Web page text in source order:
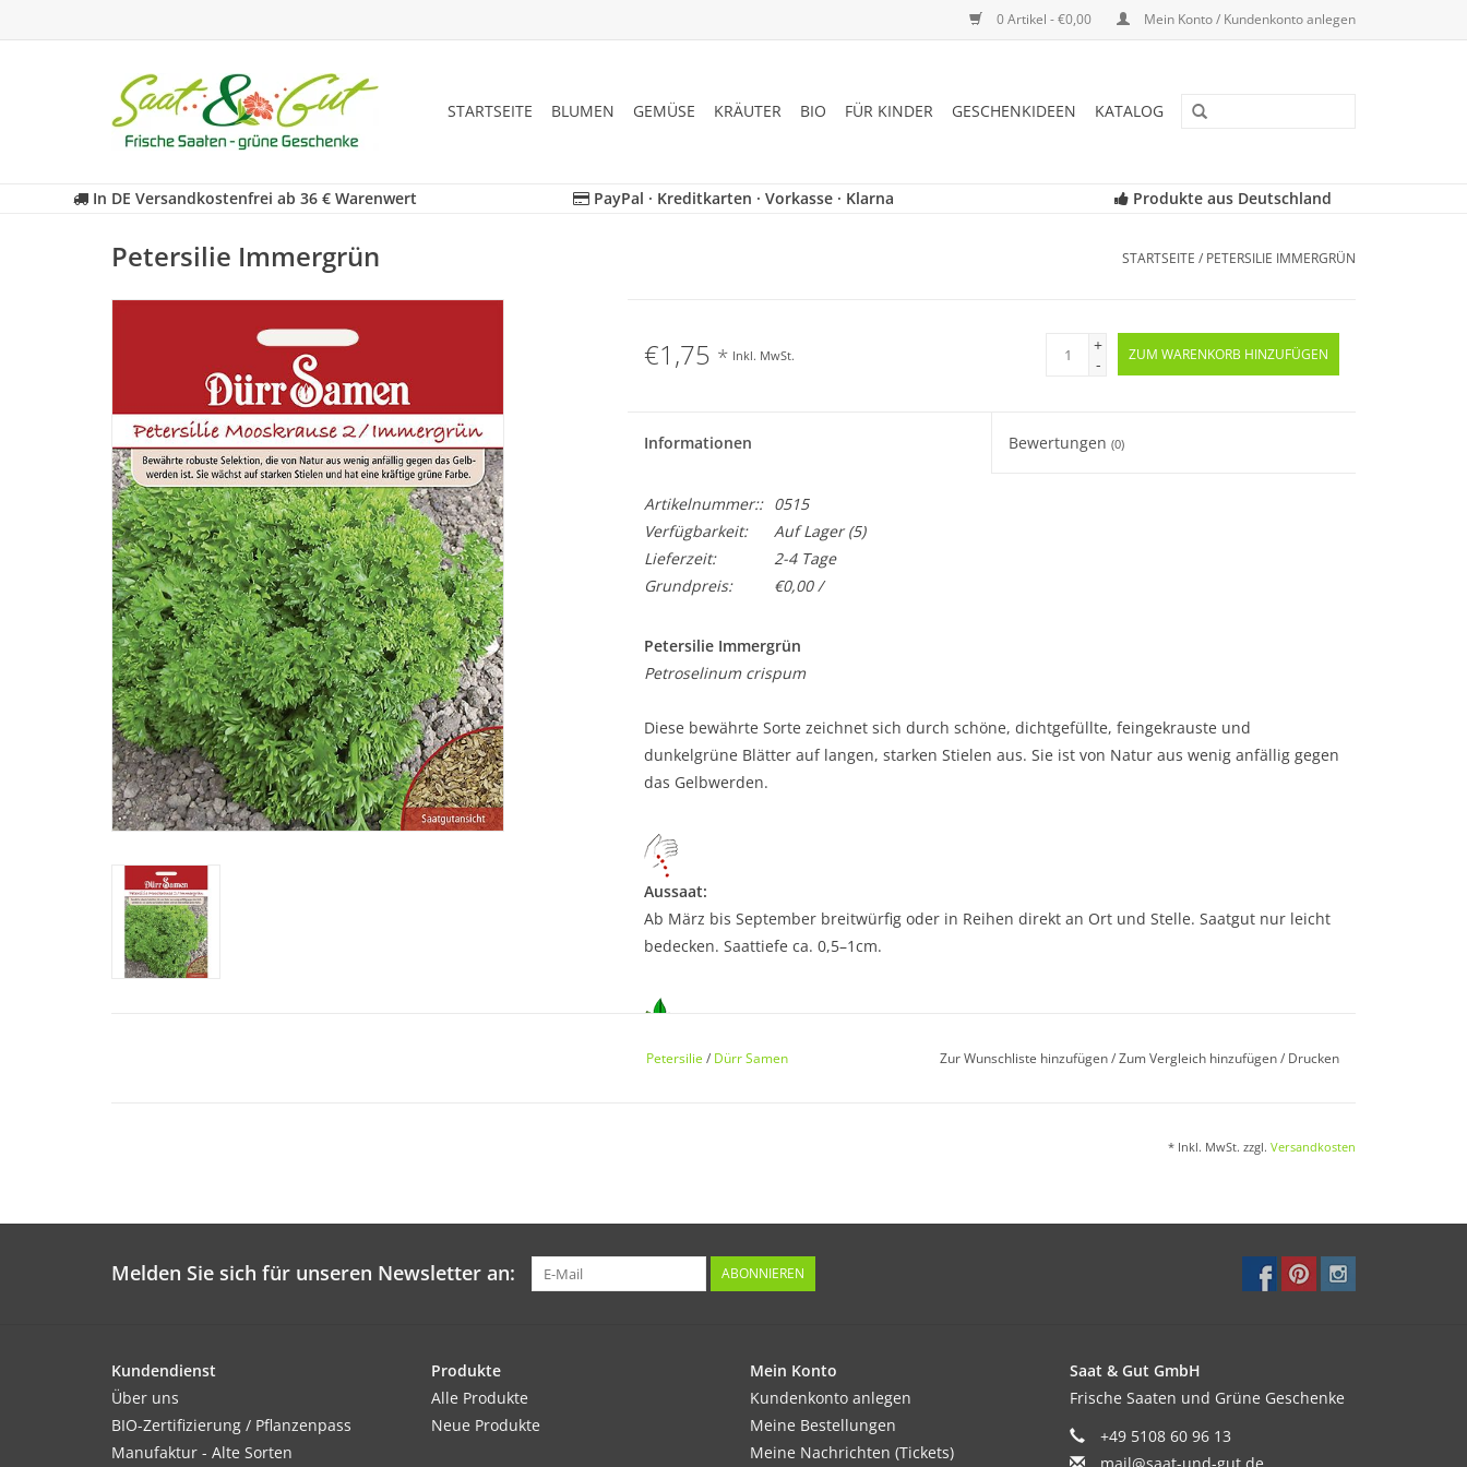
0 Artikel - €0,00 Mein Konto / Kundenkonto anlegen
STARTSEITE BLUMEN GEMÜSE KRÄUTER BIO FÜR KINDER GESCHENKIDEEN KATALOG
In DE Versandkostenfrei ab 36 € Warenwert PayPal · Kreditkarten · Vorkasse · Klarna Produkte aus Deutschland
Petersilie Immergrün STARTSEITE / PETERSILIE IMMERGRÜN
€1,75 * Inkl. MwSt.
+
-
ZUM WARENKORB HINZUFÜGEN
Informationen Bewertungen(0)
Artikelnummer::
0515
Verfügbarkeit:
Auf Lager(5)
Lieferzeit:
2-4 Tage
Grundpreis:
€0,00 /
Petersilie Immergrün
Petroselinum crispum
Diese bewährte Sorte zeichnet sich durch schöne, dichtgefüllte, feingekrauste und
dunkelgrüne Blätter auf langen, starken Stielen aus. Sie ist von Natur aus wenig anfällig gegen
das Gelbwerden.
Aussaat:
Ab März bis September breitwürfig oder in Reihen direkt an Ort und Stelle. Saatgut nur leicht
bedecken. Saattiefe ca. 0,5–1cm.
sonst faulen Wurzeln und Blätter werden gelb.
An der Saatstelle sollte der Boden vorher tiefgründig gelockert werden, um spätere Staunässe
zu verhindern, ansonsten anspruchslos.
Petersilie / Dürr Samen Zur Wunschliste hinzufügen/Zum Vergleich hinzufügen/ Drucken
* Inkl. MwSt. zzgl. Versandkosten
Melden Sie sich für unseren Newsletter an: ABONNIEREN
Kundendienst
Über uns
BIO-Zertifizierung / Pflanzenpass
Manufaktur - Alte Sorten
Produkte
Alle Produkte
Neue Produkte
Mein Konto
Kundenkonto anlegen
Meine Bestellungen
Meine Nachrichten (Tickets)
Saat & Gut GmbH
Frische Saaten und Grüne Geschenke
+49 5108 60 96 13